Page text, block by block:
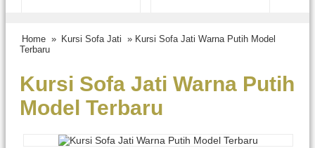
Home » Kursi Sofa Jati » Kursi Sofa Jati Warna Putih Model
Terbaru
Kursi Sofa Jati Warna Putih
Model Terbaru